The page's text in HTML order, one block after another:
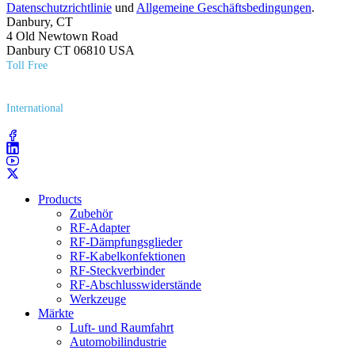
Datenschutzrichtlinie und Allgemeine Geschäftsbedingungen.
Danbury, CT
4 Old Newtown Road
Danbury CT 06810 USA
Toll Free
International
Products
Zubehör
RF-Adapter
RF-Dämpfungsglieder
RF-Kabelkonfektionen
RF-Steckverbinder
RF-Abschlusswiderstände
Werkzeuge
Märkte
Luft- und Raumfahrt
Automobilindustrie